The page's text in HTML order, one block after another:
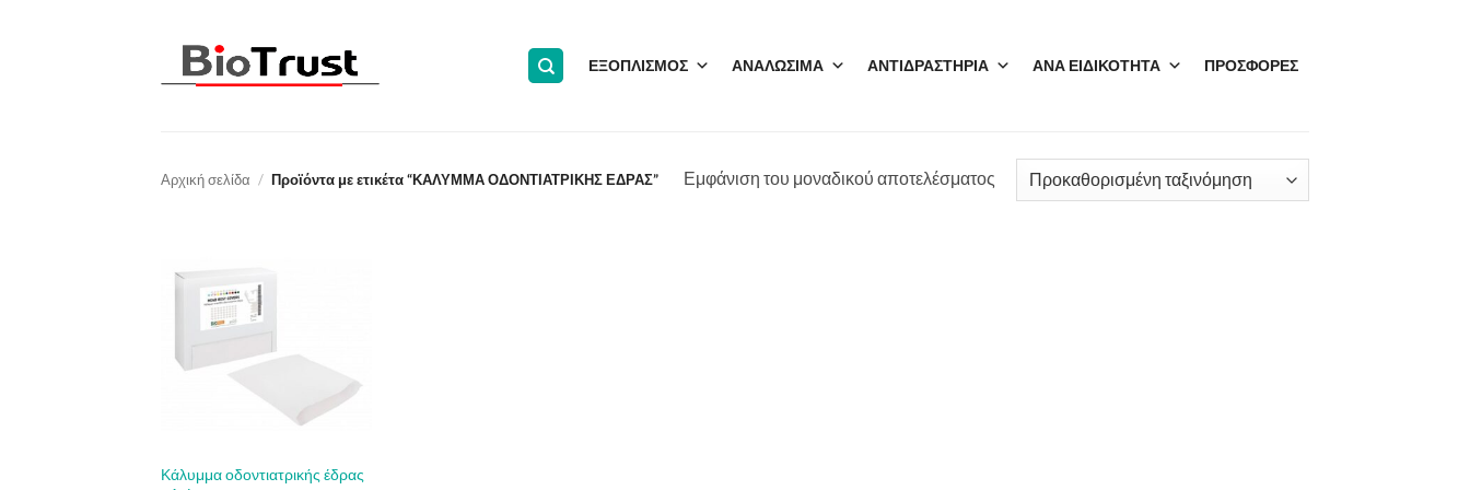
ΕΞΟΠΛΙΣΜΟΣ ΑΝΑΛΩΣΙΜΑ ΑΝΤΙΔΡΑΣΤΗΡΙΑ ΑΝΑ ΕΙΔΙΚΟΤΗΤΑ ΠΡΟΣΦΟΡΕΣ
Αρχική σελίδα / Προϊόντα με ετικέτα “ΚΑΛΥΜΜΑ ΟΔΟΝΤΙΑΤΡΙΚΗΣ ΕΔΡΑΣ” Εμφάνιση του μοναδικού αποτελέσματος
Κάλυμμα οδοντιατρικής έδρας